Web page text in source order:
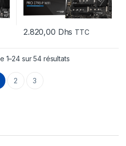
2.820,00 Dhs TTC
1–24 sur 54 résultats
2 3